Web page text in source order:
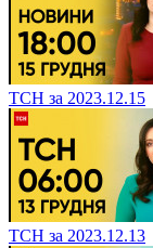
ТСН за 2023.12.15
ТСН за 2023.12.13